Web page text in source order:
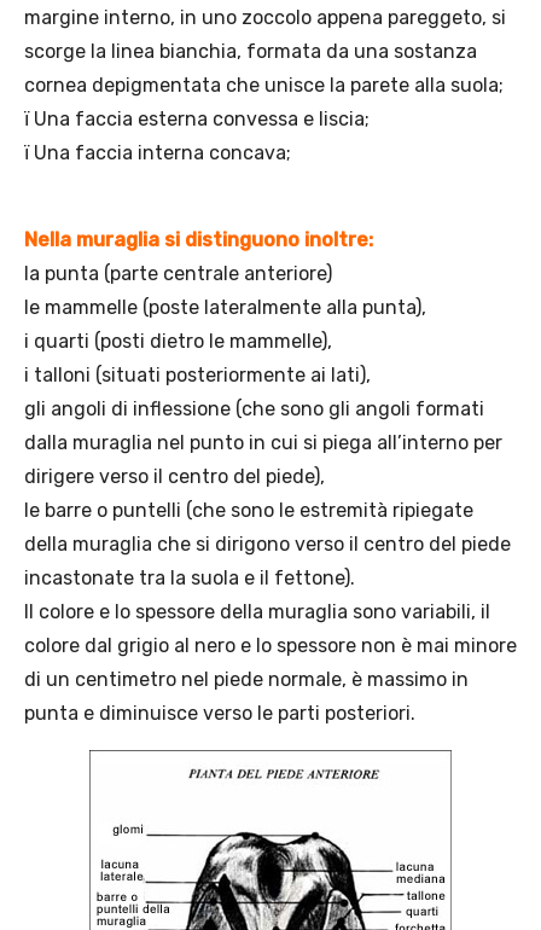
margine interno, in uno zoccolo appena pareggeto, si
scorge la linea bianchia, formata da una sostanza
cornea depigmentata che unisce la parete alla suola;
ï Una faccia esterna convessa e liscia;
ï Una faccia interna concava;
Nella muraglia si distinguono inoltre:
la punta (parte centrale anteriore)
le mammelle (poste lateralmente alla punta),
i quarti (posti dietro le mammelle),
i talloni (situati posteriormente ai lati),
gli angoli di inflessione (che sono gli angoli formati
dalla muraglia nel punto in cui si piega all’interno per
dirigere verso il centro del piede),
le barre o puntelli (che sono le estremità ripiegate
della muraglia che si dirigono verso il centro del piede
incastonate tra la suola e il fettone).
Il colore e lo spessore della muraglia sono variabili, il
colore dal grigio al nero e lo spessore non è mai minore
di un centimetro nel piede normale, è massimo in
punta e diminuisce verso le parti posteriori.